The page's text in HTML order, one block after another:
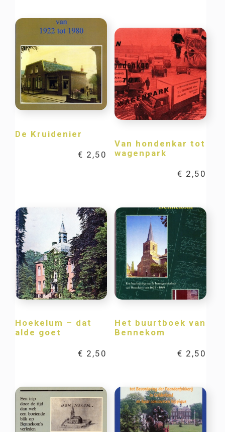
De Kruidenier
€ 2,50
Van hondenkar tot
wagenpark
€ 2,50
Hoekelum – dat
alde goet
€ 2,50
Het buurtboek van
Bennekom
€ 2,50